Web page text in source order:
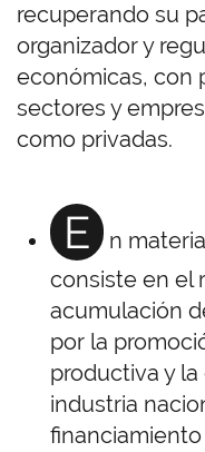
recuperando su
organizador y
económicas, con
sectores y
como privadas.
E
n
consiste en el
acumulación
por la
productiva y
industria